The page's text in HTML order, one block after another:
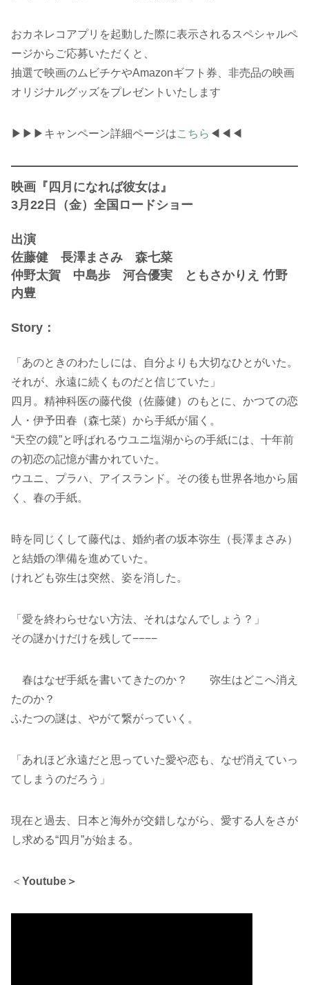
おカネレコアプリを起動した際に表示されるスペシャルペ
ージからご応募いただくと、
抽選で映画のムビチケやAmazonギフト券、非売品の映画
オリジナルグッズをプレゼントいたします
▶▶▶キャンペーン詳細ページはこちら ◀◀◀
映画『四月になれば彼女は』
3月22日（金）全国ロードショー
出演
佐藤健 長澤まさみ 森七菜
仲野太賀 中島歩 河合優実 ともさかりえ 竹野
内豊
Story：
「あのときのわたしには、自分よりも大切なひとがいた。
それが、永遠に続くものだと信じていた」
四月。精神科医の藤代俊（佐藤健）のもとに、かつての恋
人・伊予田春（森七菜）から手紙が届く。
“天空の鏡”と呼ばれるウユニ塩湖からの手紙には、十年前
の初恋の記憶が書かれていた。
ウユニ、プラハ、アイスランド。その後も世界各地から届
く、春の手紙。
時を同じくして藤代は、婚約者の坂本弥生（長澤まさみ）
と結婚の準備を進めていた。
けれども弥生は突然、姿を消した。
「愛を終わらせない方法、それはなんでしょう？」
その謎かけだけを残して−−−−
春はなぜ手紙を書いてきたのか？ 弥生はどこへ消え
たのか？
ふたつの謎は、やがて繋がっていく。
「あれほど永遠だと思っていた愛や恋も、なぜ消えていっ
てしまうのだろう」
現在と過去、日本と海外が交錯しながら、愛する人をさが
し求める“四月”が始まる。
＜ Youtube＞